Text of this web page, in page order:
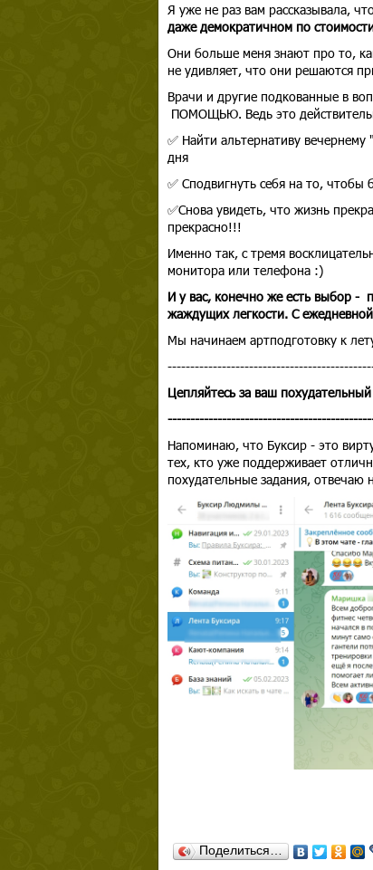
Я уже не раз вам рассказывала,
даже демократичном по
Они больше меня знают про то,
не удивляет, что они решаются
Врачи и другие подкованные в
ПОМОЩЬЮ. Ведь это
✅ Найти альтернативу вечернему
дня
✅ Сподвигнуть себя на то,
✅Снова увидеть, что жизнь
прекрасно!!!
Именно так, с тремя
монитора или телефона :)
И у вас, конечно же есть выбор -
жаждущих легкости. С
Мы начинаем артподготовку к
Цепляйтесь за ваш
Напоминаю, что Буксир - это
тех, кто уже поддерживает
похудательные задания, отвечаю
Поделиться…